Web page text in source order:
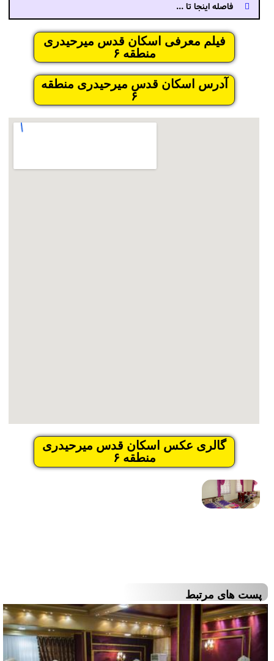
فاصله اینجا تا ...
فیلم معرفی اسکان قدس میرحیدری
منطقه ۶
آدرس اسکان قدس میرحیدری منطقه
۶
گالری عکس اسکان قدس میرحیدری
منطقه ۶
پست های مرتبط